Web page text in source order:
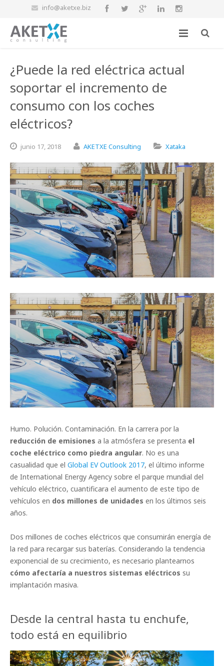
info@aketxe.biz
¿Puede la red eléctrica actual
soportar el incremento de
consumo con los coches
eléctricos?
junio 17, 2018 AKETXE Consulting Xataka
Humo. Polución. Contaminación. En la carrera por la
reducción de emisiones a la atmósfera se presenta el
coche eléctrico como piedra angular. No es una
casualidad que el Global EV Outlook 2017, el último informe
de International Energy Agency sobre el parque mundial del
vehículo eléctrico, cuantificara el aumento de este tipo de
vehículos en dos millones de unidades en los últimos seis
años.
Dos millones de coches eléctricos que consumirán energía de
la red para recargar sus baterías. Considerando la tendencia
exponencial de su crecimiento, es necesario plantearnos
cómo afectaría a nuestros sistemas eléctricos su
implantación masiva.
Desde la central hasta tu enchufe,
todo está en equilibrio